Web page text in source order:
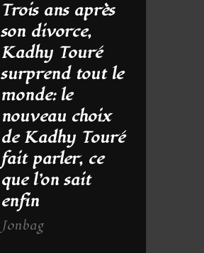
Trois ans après
son divorce,
Kadhy Touré
surprend tout le
monde: le
nouveau choix
de Kadhy Touré
fait parler, ce
que l’on sait
enfin
Jonbag